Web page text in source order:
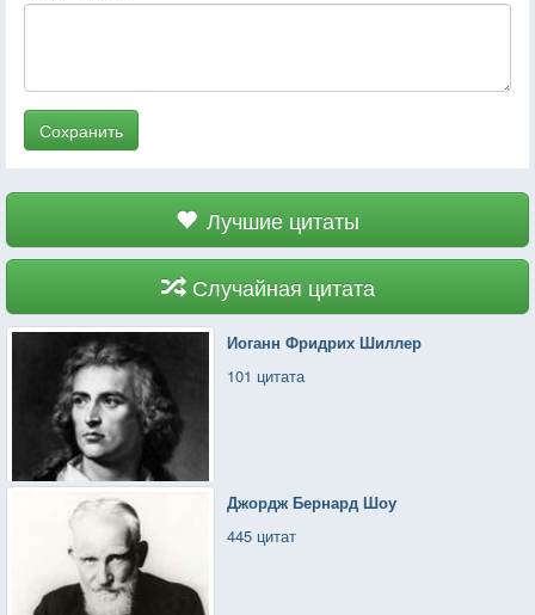
Сохранить
Лучшие цитаты
Случайная цитата
Иоганн Фридрих Шиллер
101 цитата
Джордж Бернард Шоу
445 цитат